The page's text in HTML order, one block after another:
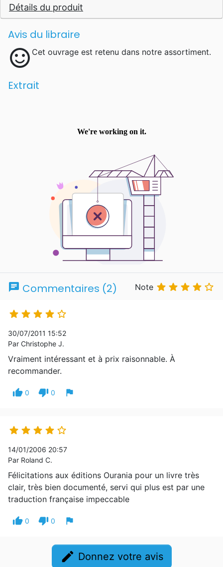
Détails du produit
Avis du libraire
sentiment_satisfied Cet ouvrage est retenu dans notre assortiment.
Extrait
chat Commentaires (2) Note     
    
30/07/2011 15:52
Par Christophe J.
Vraiment intéressant et à prix raisonnable. À
recommander.
thumb_up 0 thumb_down 0 flag
    
14/01/2006 20:57
Par Roland C.
Félicitations aux éditions Ourania pour un livre très
clair, très bien documenté, servi qui plus est par une
traduction française impeccable
thumb_up 0 thumb_down 0 flag
edit Donnez votre avis